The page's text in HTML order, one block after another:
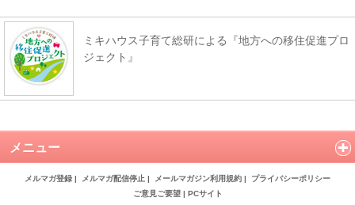
ミキハウス子育て総研による『地方への移住促進プロ
ジェクト』
メニュー
メルマガ登録 | メルマガ配信停止 | メールマガジン利用規約 | プライバシーポリシー
ご意見ご要望| PCサイト